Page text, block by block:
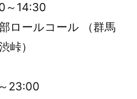
～14:30
ロールコール （群馬
峠）
23:00